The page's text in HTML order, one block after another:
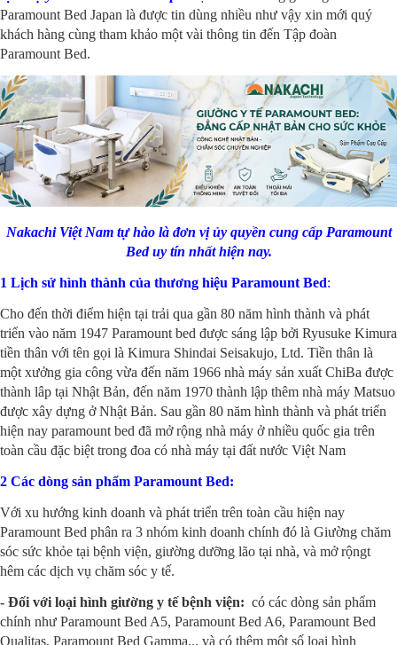
Paramount Bed Japan là được tin dùng nhiều như vậy xin mới quý
khách hàng cùng tham khảo một vài thông tin đến Tập đoàn
Paramount Bed.
Nakachi Việt Nam tự hào là đơn vị ủy quyền cung cấp Paramount
Bed uy tín nhất hiện nay.
1 Lịch sử hình thành của thương hiệu Paramount Bed:
Cho đến thời điểm hiện tại trải qua gần 80 năm hình thành và phát
triển vào năm 1947 Paramount bed được sáng lập bởi Ryusuke Kimura
tiền thân với tên gọi là Kimura Shindai Seisakujo, Ltd. Tiền thân là
một xưởng gia công vừa đến năm 1966 nhà máy sản xuất ChiBa được
thành lâp tại Nhật Bản, đến năm 1970 thành lập thêm nhà máy Matsuo
được xây dựng ở Nhật Bản. Sau gần 80 năm hình thành và phát triển
hiện nay paramount bed đã mở rộng nhà máy ở nhiều quốc gia trên
toàn cầu đặc biệt trong đoa có nhà máy tại đất nước Việt Nam
2 Các dòng sản phẩm Paramount Bed:
Với xu hướng kinh doanh và phát triển trên toàn cầu hiện nay
Paramount Bed phân ra 3 nhóm kinh doanh chính đó là Giường chăm
sóc sức khỏe tại bệnh viện, giường dưỡng lão tại nhà, và mở rộngt
hêm các dịch vụ chăm sóc y tế.
- Đối với loại hình giường y tế bệnh viện: có các dòng sản phẩm
chính như Paramount Bed A5, Paramount Bed A6, Paramount Bed
Qualitas, Paramount Bed Gamma... và có thêm một số loại hình